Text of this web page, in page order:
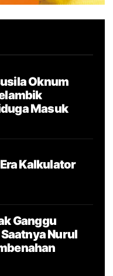
Oknum
Masuk
Kalkulator
Ganggu
Nurul